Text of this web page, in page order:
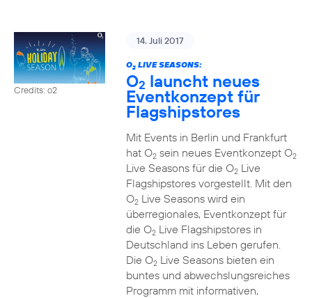
Credits: o2
14. Juli 2017
O2LIVE SEASONS:
O2 launcht neues
Eventkonzept für
Flagshipstores
Mit Events in Berlin und Frankfurt
hat O2sein neues Eventkonzept O2
Live Seasons für die O2Live
Flagshipstores vorgestellt. Mit den
O2Live Seasons wird ein
überregionales, Eventkonzept für
die O2Live Flagshipstores in
Deutschland ins Leben gerufen.
Die O2Live Seasons bieten ein
buntes und abwechslungsreiches
Programm mit informativen,